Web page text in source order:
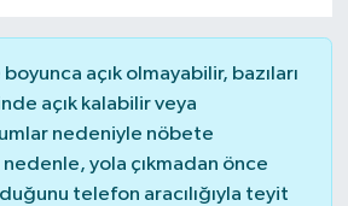
açık olmayabilir, bazıları
açık kalabilir veya
nedeniyle nöbete
yola çıkmadan önce
telefon aracılığıyla teyit